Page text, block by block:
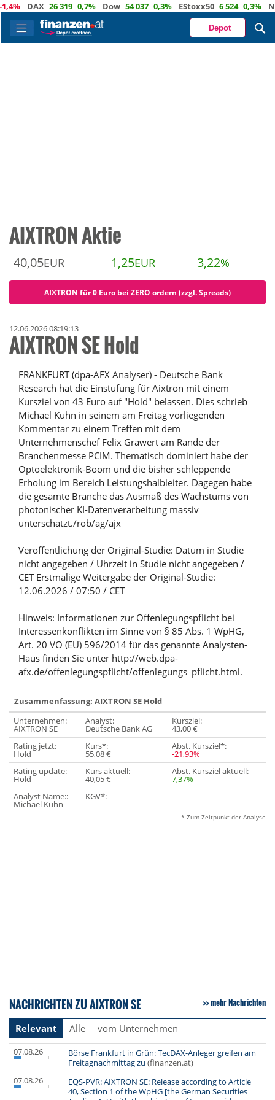
DAX 26 319 0,7% Dow 54 037 0,3% EStoxx50 6 524 0,3%
Depot
AIXTRON Aktie
40,05EUR 1,25EUR 3,22%
AIXTRON für 0 Euro bei ZERO ordern (zzgl. Spreads)
12.06.2026 08:19:13
AIXTRON SE Hold
FRANKFURT (dpa-AFX Analyser) - Deutsche Bank
Research hat die Einstufung für Aixtron mit einem
Kursziel von 43 Euro auf "Hold" belassen. Dies schrieb
Michael Kuhn in seinem am Freitag vorliegenden
Kommentar zu einem Treffen mit dem
Unternehmenschef Felix Grawert am Rande der
Branchenmesse PCIM. Thematisch dominiert habe der
Optoelektronik-Boom und die bisher schleppende
Erholung im Bereich Leistungshalbleiter. Dagegen habe
die gesamte Branche das Ausmaß des Wachstums von
photonischer KI-Datenverarbeitung massiv
unterschätzt./rob/ag/ajx
Veröffentlichung der Original-Studie: Datum in Studie
nicht angegeben / Uhrzeit in Studie nicht angegeben /
CET Erstmalige Weitergabe der Original-Studie:
12.06.2026 / 07:50 / CET
Hinweis: Informationen zur Offenlegungspflicht bei
Interessenkonflikten im Sinne von § 85 Abs. 1 WpHG,
Art. 20 VO (EU) 596/2014 für das genannte Analysten-
Haus finden Sie unter http://web.dpa-
afx.de/offenlegungspflicht/offenlegungs_pflicht.html.
Zusammenfassung: AIXTRON SE Hold
Unternehmen:
AIXTRON SE
Analyst:
Deutsche Bank AG
Kursziel:
43,00 €
Rating jetzt:
Hold
Kurs*:
55,08 €
Abst. Kursziel*:
-21,93%
Rating update:
Hold
Kurs aktuell:
40,05 €
Abst. Kursziel aktuell:
7,37%
Analyst Name::
Michael Kuhn
KGV*:
-
* Zum Zeitpunkt der Analyse
NACHRICHTEN ZU AIXTRON SE mehr Nachrichten
Relevant Alle vom Unternehmen
07.08.26
Börse Frankfurt in Grün: TecDAX-Anleger greifen am
Freitagnachmittag zu (finanzen.at)
07.08.26
EQS-PVR: AIXTRON SE: Release according to Article
40, Section 1 of the WpHG [the German Securities